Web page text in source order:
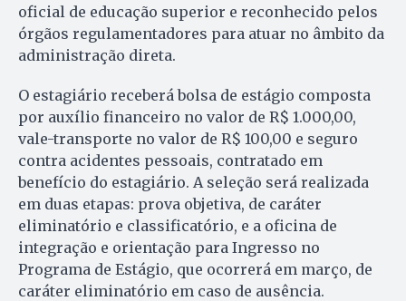
oficial de educação superior e reconhecido pelos
órgãos regulamentadores para atuar no âmbito da
administração direta.
O estagiário receberá bolsa de estágio composta
por auxílio financeiro no valor de R$ 1.000,00,
vale-transporte no valor de R$ 100,00 e seguro
contra acidentes pessoais, contratado em
benefício do estagiário. A seleção será realizada
em duas etapas: prova objetiva, de caráter
eliminatório e classificatório, e a oficina de
integração e orientação para Ingresso no
Programa de Estágio, que ocorrerá em março, de
caráter eliminatório em caso de ausência.